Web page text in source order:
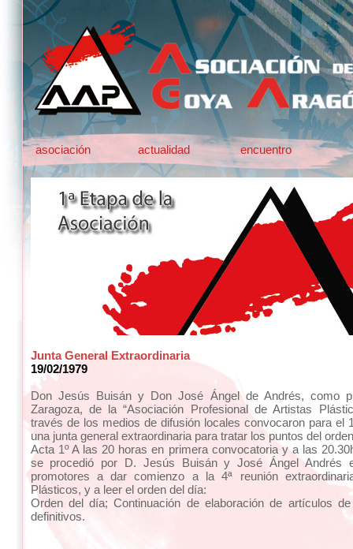
asociación actualidad encuentro
Junta General Extraordinaria
19/02/1979
Don Jesús Buisán y Don José Ángel de Andrés, como
Zaragoza, de la “Asociación Profesional de Artistas
través de los medios de difusión locales convocaron para el
una junta general extraordinaria para tratar los puntos del
Acta 1º A las 20 horas en primera convocatoria y a las
se procedió por D. Jesús Buisán y José Ángel Andrés
promotores a dar comienzo a la 4ª reunión
Plásticos, y a leer el orden del día:
Orden del día; Continuación de elaboración de artículos
definitivos.